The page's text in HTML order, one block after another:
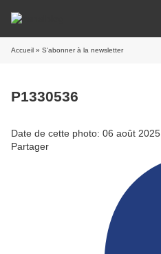
Accueil » S'abonner à la newsletter
P1330536
Date de cette photo: 06 août 2025
Partager